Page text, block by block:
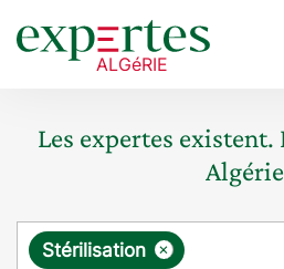
Les expertes existent.
R
×
Stérilisation